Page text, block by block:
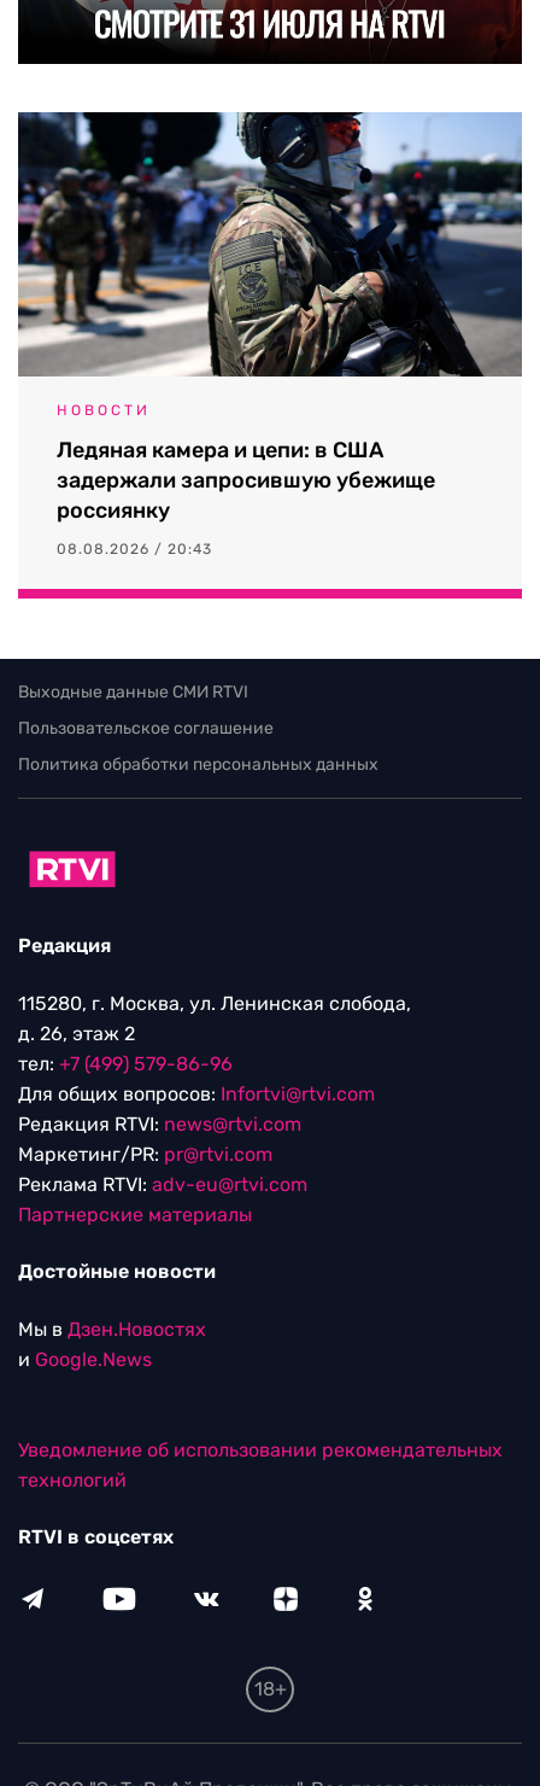
НОВОСТИ
Ледяная камера и цепи: в США
задержали запросившую убежище
россиянку
08.08.2026 / 20:43
Выходные данные СМИ RTVI
Пользовательское соглашение
Политика обработки персональных данных
Редакция
115280, г. Москва, ул. Ленинская слобода,
д. 26, этаж 2
тел: +7 (499) 579-86-96
Для общих вопросов: Infortvi@rtvi.com
Редакция RTVI: news@rtvi.com
Маркетинг/PR: pr@rtvi.com
Реклама RTVI: adv-eu@rtvi.com
Партнерские материалы
Достойные новости
Мы в Дзен.Новостях
и Google.News
Уведомление об использовании рекомендательных
технологий
RTVI в соцсетях
18+